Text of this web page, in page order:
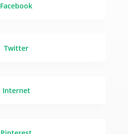
Facebook
Twitter
Internet